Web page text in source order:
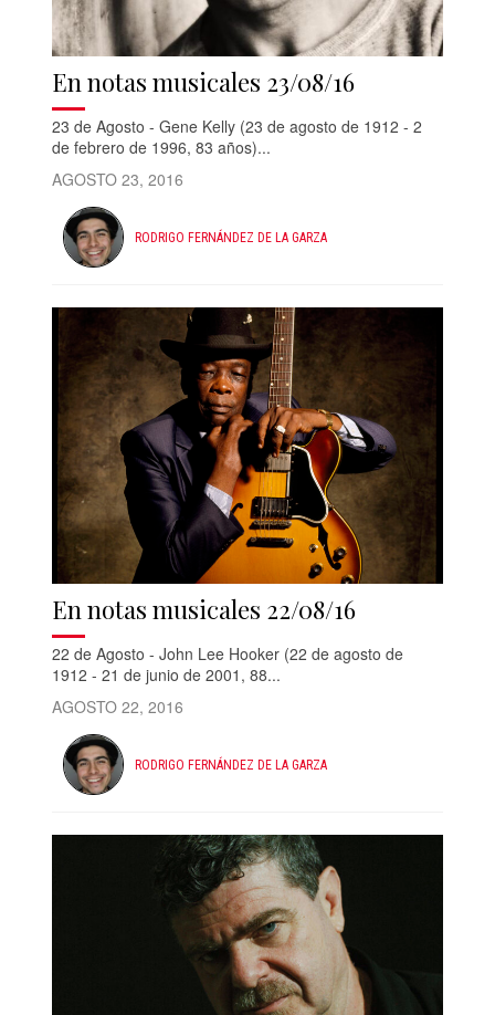
En notas musicales 23/08/16
23 de Agosto - Gene Kelly (23 de agosto de 1912 - 2
de febrero de 1996, 83 años)...
AGOSTO 23, 2016
RODRIGO FERNÁNDEZ DE LA GARZA
En notas musicales 22/08/16
22 de Agosto - John Lee Hooker (22 de agosto de
1912 - 21 de junio de 2001, 88...
AGOSTO 22, 2016
RODRIGO FERNÁNDEZ DE LA GARZA